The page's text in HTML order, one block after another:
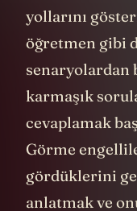
yollarını
öğretmen gibi
senaryolardan
karmaşık
cevaplamak
Görme
gördüklerini
anlatmak ve